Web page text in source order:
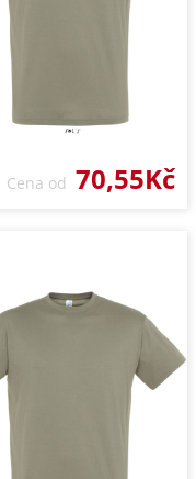
Cena od 70,55Kč